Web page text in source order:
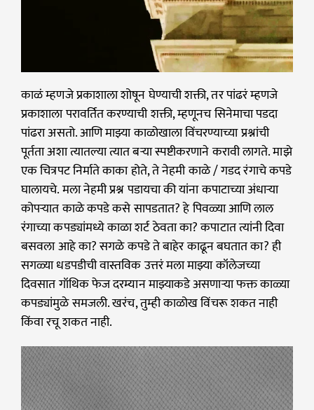
काळं म्हणजे प्रकाशाला शोषून घेण्याची शक्ती, तर पांढरं म्हणजे
प्रकाशाला परावर्तित करण्याची शक्ती, म्हणूनच सिनेमाचा पडदा
पांढरा असतो. आणि माझ्या काळोखाला विंचरण्याच्या प्रश्नांची
पूर्तता अशा त्यातल्या त्यात बऱ्या स्पष्टीकरणाने करावी लागते. माझे
एक चित्रपट निर्माते काका होते, ते नेहमी काळे / गडद रंगाचे कपडे
घालायचे. मला नेहमी प्रश्न पडायचा की यांना कपाटाच्या अंधाऱ्या
कोपऱ्यात काळे कपडे कसे सापडतात? हे पिवळ्या आणि लाल
रंगाच्या कपड्यांमध्ये काळा शर्ट ठेवता का? कपाटात त्यांनी दिवा
बसवला आहे का? सगळे कपडे ते बाहेर काढून बघतात का? ही
सगळ्या धडपडीची वास्तविक उत्तरं मला माझ्या कॉलेजच्या
दिवसात गॉथिक फेज दरम्यान माझ्याकडे असणाऱ्या फक्त काळ्या
कपड्यांमुळे समजली. खरंच, तुम्ही काळोख विंचरू शकत नाही
किंवा रचू शकत नाही.